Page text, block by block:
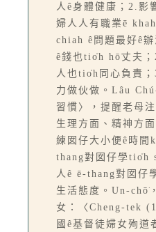
人ê身體健康；2.影
婦人人有職業ē
chiah ê問題最好ê
ê錢也tio̍h hō͘丈夫；
人也tio̍h同心負責
力做伙做。Lâu
習慣〉，提醒老母
生理方面、精神方
練囡仔大小便ê時間
thang對囡仔學tio̍h
人ê ē-thang對囡仔
生活態度。Un-chō͘
女：〈Cheng-tek
國ê基督徒婦女殉道